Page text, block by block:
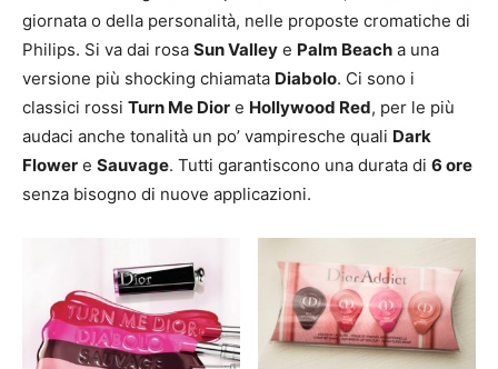
giornata o della personalità, nelle proposte cromatiche di
Philips. Si va dai rosa Sun Valley e Palm Beach a una
versione più shocking chiamata Diabolo. Ci sono i
classici rossi Turn Me Dior e Hollywood Red, per le più
audaci anche tonalità un po’ vampiresche quali Dark
Flower e Sauvage. Tutti garantiscono una durata di 6 ore
senza bisogno di nuove applicazioni.